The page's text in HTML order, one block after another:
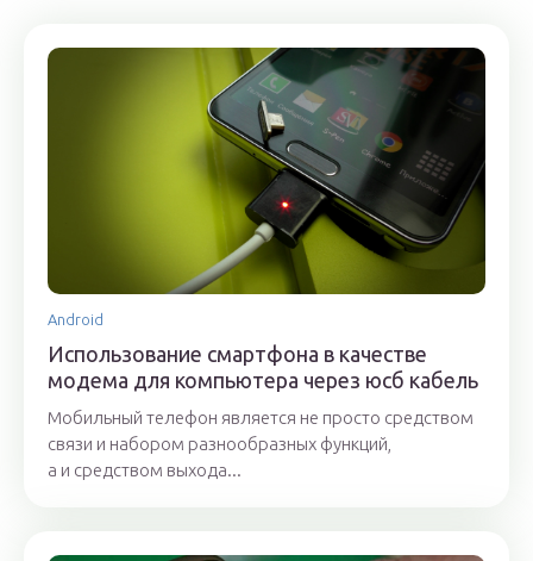
Android
Использование смартфона в качестве
модема для компьютера через юсб кабель
Мобильный телефон является не просто средством
связи и набором разнообразных функций,
а и средством выхода...